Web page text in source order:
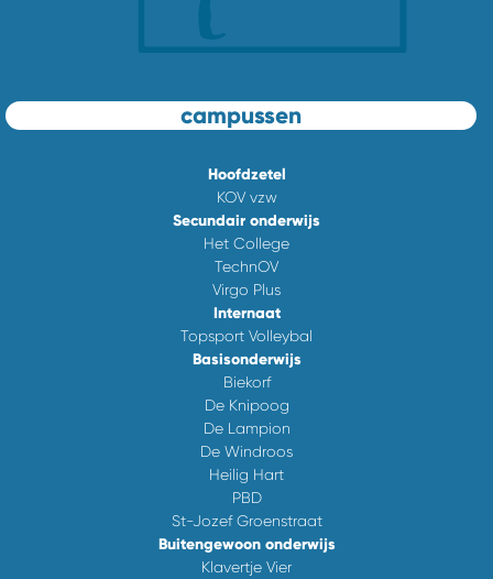
campussen
Hoofdzetel
KOV vzw
Secundair onderwijs
Het College
TechnOV
Virgo Plus
Internaat
Topsport Volleybal
Basisonderwijs
Biekorf
De Knipoog
De Lampion
De Windroos
Heilig Hart
PBD
St-Jozef Groenstraat
Buitengewoon onderwijs
Klavertje Vier